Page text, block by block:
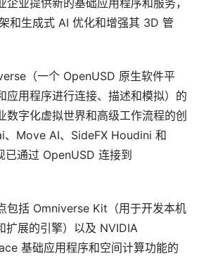
和生成式 AI 优化和增强其 3D 管
（一个 OpenUSD 原生软件平
应用程序进行连接、描述和模拟）的
数字化虚拟世界和高级工作流程的创
、Move AI、SideFX Houdini 和
通过 OpenUSD 连接到
包括 Omniverse Kit（用于开发本机
扩展的引擎）以及 NVIDIA
基础应用程序和空间计算功能的